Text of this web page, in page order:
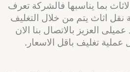
بما يناسبها فالشركة تعرف
نقل اثاث يتم من خلال التغليف
عميلى العزيز بالاتصال بنا الان
تغليف باقل الاسعار.